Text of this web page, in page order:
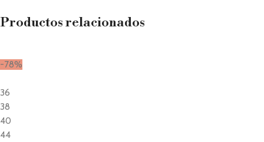
Productos relacionados
-78%
36
38
40
44